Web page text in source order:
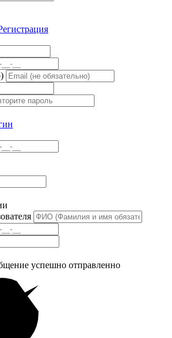
успешно отправленно